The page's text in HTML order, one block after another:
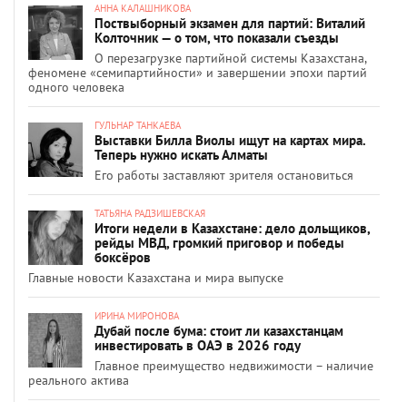
АННА КАЛАШНИКОВА
Поствыборный экзамен для партий: Виталий
Колточник — о том, что показали съезды
О перезагрузке партийной системы Казахстана,
феномене «семипартийности» и завершении эпохи партий
одного человека
ГУЛЬНАР ТАНКАЕВА
Выставки Билла Виолы ищут на картах мира.
Теперь нужно искать Алматы
Его работы заставляют зрителя остановиться
ТАТЬЯНА РАДЗИШЕВСКАЯ
Итоги недели в Казахстане: дело дольщиков,
рейды МВД, громкий приговор и победы
боксёров
Главные новости Казахстана и мира выпуске
ИРИНА МИРОНОВА
Дубай после бума: стоит ли казахстанцам
инвестировать в ОАЭ в 2026 году
Главное преимущество недвижимости – наличие
реального актива